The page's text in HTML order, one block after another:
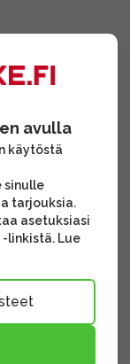
avulla
käytöstä
sinulle
tarjouksia.
asetuksiasi
linkistä. Lue